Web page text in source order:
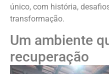
único, com história,
transformação.
Um ambiente
recuperação